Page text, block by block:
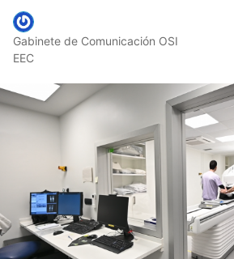
Gabinete de Comunicación OSI
EEC